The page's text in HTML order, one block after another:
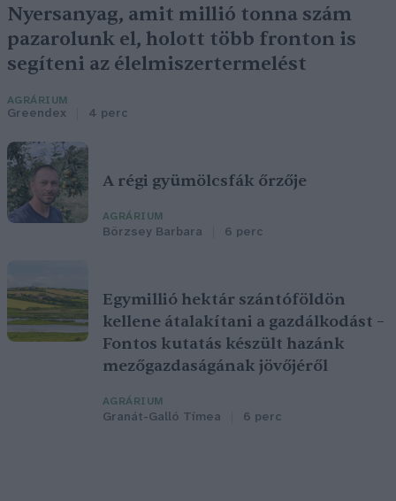
Nyersanyag, amit millió tonna szám
pazarolunk el, holott több fronton is
segíteni az élelmiszertermelést
AGRÁRIUM
Greendex 4 perc
A régi gyümölcsfák őrzője
AGRÁRIUM
Börzsey Barbara 6 perc
Egymillió hektár szántóföldön
kellene átalakítani a gazdálkodást –
Fontos kutatás készült hazánk
mezőgazdaságának jövőjéről
AGRÁRIUM
Granát-Galló Tímea 6 perc